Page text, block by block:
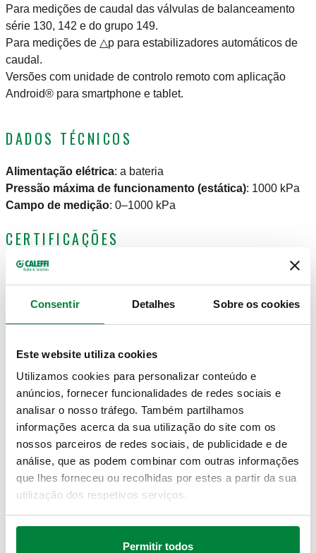
Consentir Detalhes Sobre os cookies
Este website utiliza cookies
Utilizamos cookies para personalizar conteúdo e
anúncios, fornecer funcionalidades de redes sociais e
analisar o nosso tráfego. Também partilhamos
informações acerca da sua utilização do site com os
nossos parceiros de redes sociais, de publicidade e de
análise, que as podem combinar com outras informações
que lhes forneceu ou recolhidas por estes a partir da sua
utilização dos respetivos serviços.
Permitir todos
Para medições de caudal das válvulas de balanceamento
série 130, 142 e do grupo 149.
Para medições de △p para estabilizadores automáticos de
caudal.
Versões com unidade de controlo remoto com aplicação
Android® para smartphone e tablet.
DADOS TÉCNICOS
Alimentação elétrica: a bateria
Pressão máxima de funcionamento (estática): 1000 kPa
Campo de medição: 0–1000 kPa
CERTIFICAÇÕES
DESENHOS E ESPECIFICAÇÕES
Código
artigo
130006
Com unidade de controlo remoto, com
aplicação Android®
Modelos 3D